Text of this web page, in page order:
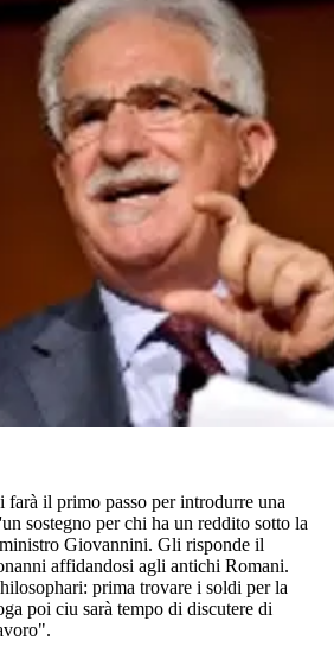
farà il primo passo per introdurre una
sostegno per chi ha un reddito sotto la
Giovannini. Gli risponde il
affidandosi agli antichi Romani.
prima trovare i soldi per la
poi ciu sarà tempo di discutere di